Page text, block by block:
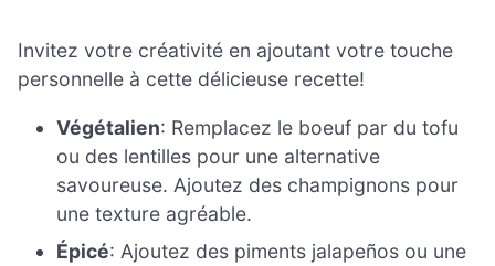
Invitez votre créativité en ajoutant votre touche
personnelle à cette délicieuse recette!
Végétalien: Remplacez le boeuf par du tofu
ou des lentilles pour une alternative
savoureuse. Ajoutez des champignons pour
une texture agréable.
Épicé: Ajoutez des piments jalapeños ou une